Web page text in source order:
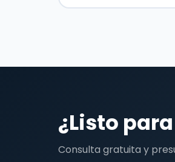
¿Listo
Consulta gratuita y